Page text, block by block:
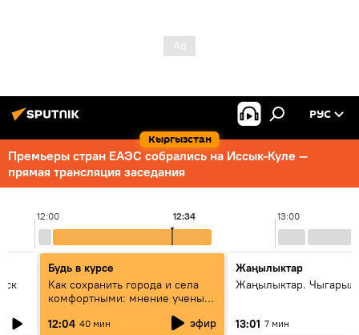
Кыргызстан
РУС
Премьеры стран ЕАЭС собрались на Иссык-Куле —
прямая трансляция заседания
12:00 13:00
12:34
Будь в курсе
Как сохранить города и села
комфортными: мнение ученых
12:04 40 мин эфир
Жаңылыктар
Жаңылыктар.
13:01 7 мин